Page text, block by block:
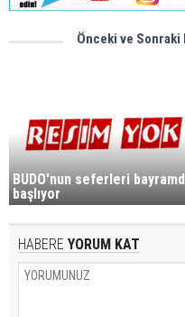
Önceki ve Sonraki
BUDO'nun seferleri
başlıyor
HABERE YORUM KAT